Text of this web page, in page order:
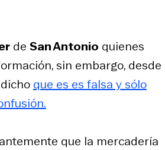
de San Antonio quienes
sin embargo, desde
que es es falsa y sólo
que la mercadería